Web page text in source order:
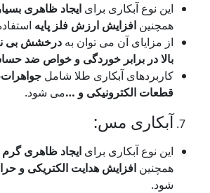
نوع آبکاری برایایجاد ظاهری بسیار زیبا و
افزایش ارزش فلز پایهاستفاده می
مزایای آن می توان بهدرخشش بی نظیر،
در برابر خوردگی و خواص ضد حساسیت
آبکاری طلا شاملجواهرات، لوازم
الکترونیکی و…می شود.
مس:
نوع آبکاری برایایجاد ظاهری گرم و زیباو
افزایش هدایت الکتریکی و حرارتی